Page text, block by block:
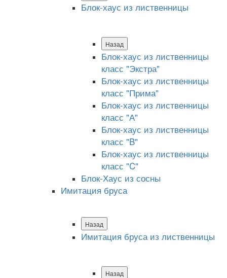
Блок-хаус из лиственницы
Назад
Блок-хаус из лиственницы
класс "Экстра"
Блок-хаус из лиственницы
класс "Прима"
Блок-хаус из лиственницы
класс "А"
Блок-хаус из лиственницы
класс "B"
Блок-хаус из лиственницы
класс "C"
Блок-Хаус из сосны
Имитация бруса
Назад
Имитация бруса из лиственницы
Назад